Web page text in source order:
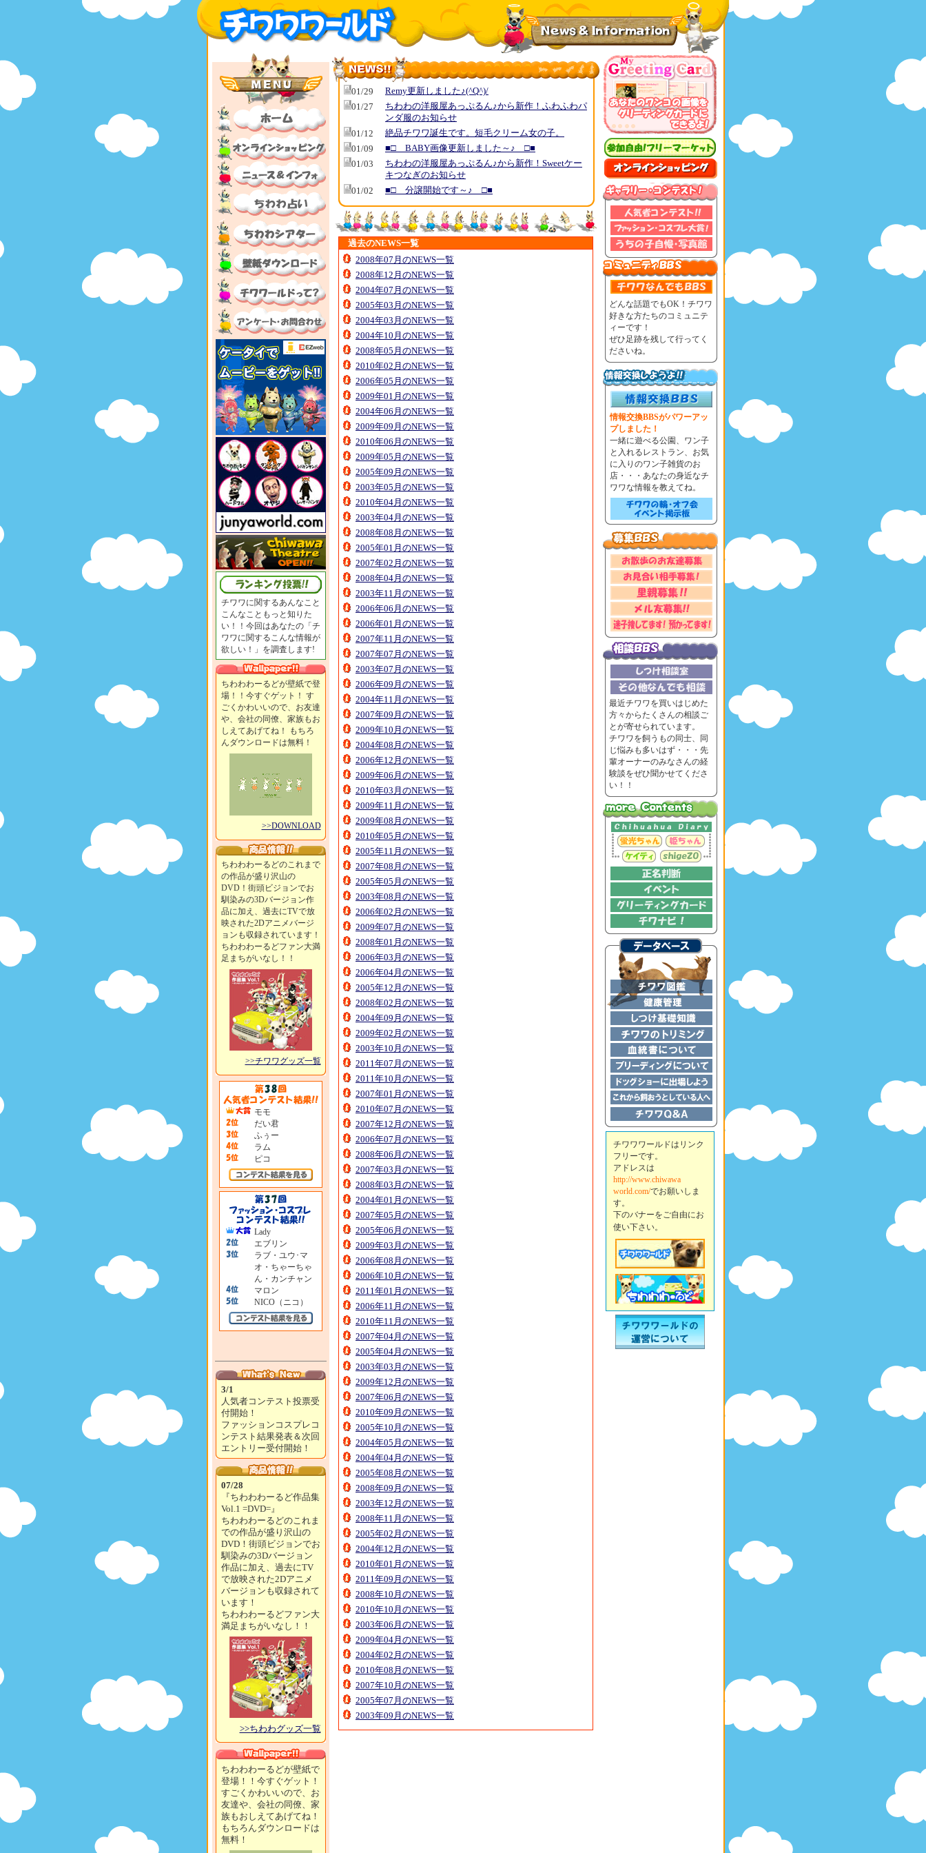
チワワに関するあんなこと
こんなこともっと知りた
い！！今回はあなたの「チ
ワワに関するこんな情報が
欲しい！」を調査します!
ちわわわーるどが壁紙で登
場！！今すぐゲット！ す
ごくかわいいので、お友達
や、会社の同僚、家族もお
しえてあげてね！ もちろ
んダウンロードは無料！
>>DOWNLOAD
ちわわわーるどのこれまで
の作品が盛り沢山の
DVD！街頭ビジョンでお
馴染みの3Dバージョン作
品に加え、過去にTVで放
映された2Dアニメバージ
ョンも収録されています！
ちわわわーるどファン大満
足まちがいなし！！
>>チワワグッズ一覧
モモ
だい君
ふぅー
ラム
ピコ
Lady
エブリン
ラブ・ユウ･マ
オ・ちゃーちゃ
ん・カンチャン
マロン
NICO（ニコ）
3/1
人気者コンテスト投票受
付開始！
ファッションコスプレコ
ンテスト結果発表＆次回
エントリー受付開始！
07/28
『ちわわわーるど作品集
Vol.1 =DVD=』
ちわわわーるどのこれま
での作品が盛り沢山の
DVD！街頭ビジョンでお
馴染みの3Dバージョン
作品に加え、過去にTV
で放映された2Dアニメ
バージョンも収録されて
います！
ちわわわーるどファン大
満足まちがいなし！！
>>ちわわグッズ一覧
ちわわわーるどが壁紙で
登場！！今すぐゲット！
すごくかわいいので、お
友達や、会社の同僚、家
族もおしえてあげてね！
もちろんダウンロードは
無料！
01/29
Remy更新しました♪(^Q^)/
01/27
ちわわの洋服屋あっぷるん♪から新作！ふわふわパ
ンダ服のお知らせ
01/12
絶品チワワ誕生です。短毛クリーム女の子。
01/09
■□ BABY画像更新しました～♪ □■
01/03
ちわわの洋服屋あっぷるん♪から新作！Sweetケー
キつなぎのお知らせ
01/02
■□ 分譲開始です～♪ □■
過去のNEWS一覧
2008年07月のNEWS一覧
2008年12月のNEWS一覧
2004年07月のNEWS一覧
2005年03月のNEWS一覧
2004年03月のNEWS一覧
2004年10月のNEWS一覧
2008年05月のNEWS一覧
2010年02月のNEWS一覧
2006年05月のNEWS一覧
2009年01月のNEWS一覧
2004年06月のNEWS一覧
2009年09月のNEWS一覧
2010年06月のNEWS一覧
2009年05月のNEWS一覧
2005年09月のNEWS一覧
2003年05月のNEWS一覧
2010年04月のNEWS一覧
2003年04月のNEWS一覧
2008年08月のNEWS一覧
2005年01月のNEWS一覧
2007年02月のNEWS一覧
2008年04月のNEWS一覧
2003年11月のNEWS一覧
2006年06月のNEWS一覧
2006年01月のNEWS一覧
2007年11月のNEWS一覧
2007年07月のNEWS一覧
2003年07月のNEWS一覧
2006年09月のNEWS一覧
2004年11月のNEWS一覧
2007年09月のNEWS一覧
2009年10月のNEWS一覧
2004年08月のNEWS一覧
2006年12月のNEWS一覧
2009年06月のNEWS一覧
2010年03月のNEWS一覧
2009年11月のNEWS一覧
2009年08月のNEWS一覧
2010年05月のNEWS一覧
2005年11月のNEWS一覧
2007年08月のNEWS一覧
2005年05月のNEWS一覧
2003年08月のNEWS一覧
2006年02月のNEWS一覧
2009年07月のNEWS一覧
2008年01月のNEWS一覧
2006年03月のNEWS一覧
2006年04月のNEWS一覧
2005年12月のNEWS一覧
2008年02月のNEWS一覧
2004年09月のNEWS一覧
2009年02月のNEWS一覧
2003年10月のNEWS一覧
2011年07月のNEWS一覧
2011年10月のNEWS一覧
2007年01月のNEWS一覧
2010年07月のNEWS一覧
2007年12月のNEWS一覧
2006年07月のNEWS一覧
2008年06月のNEWS一覧
2007年03月のNEWS一覧
2008年03月のNEWS一覧
2004年01月のNEWS一覧
2007年05月のNEWS一覧
2005年06月のNEWS一覧
2009年03月のNEWS一覧
2006年08月のNEWS一覧
2006年10月のNEWS一覧
2011年01月のNEWS一覧
2006年11月のNEWS一覧
2010年11月のNEWS一覧
2007年04月のNEWS一覧
2005年04月のNEWS一覧
2003年03月のNEWS一覧
2009年12月のNEWS一覧
2007年06月のNEWS一覧
2010年09月のNEWS一覧
2005年10月のNEWS一覧
2004年05月のNEWS一覧
2004年04月のNEWS一覧
2005年08月のNEWS一覧
2008年09月のNEWS一覧
2003年12月のNEWS一覧
2008年11月のNEWS一覧
2005年02月のNEWS一覧
2004年12月のNEWS一覧
2010年01月のNEWS一覧
2011年09月のNEWS一覧
2008年10月のNEWS一覧
2010年10月のNEWS一覧
2003年06月のNEWS一覧
2009年04月のNEWS一覧
2004年02月のNEWS一覧
2010年08月のNEWS一覧
2007年10月のNEWS一覧
2005年07月のNEWS一覧
2003年09月のNEWS一覧
どんな話題でもOK！チワワ
好きな方たちのコミュニテ
ィーです！
ぜひ足跡を残して行ってく
ださいね。
情報交換BBSがパワーアッ
プしました！
一緒に遊べる公園、ワン子
と入れるレストラン、お気
に入りのワン子雑貨のお
店・・・あなたの身近なチ
ワワな情報を教えてね。
最近チワワを買いはじめた
方々からたくさんの相談ご
とが寄せられています。
チワワを飼うもの同士、同
じ悩みも多いはず・・・先
輩オーナーのみなさんの経
験談をぜひ聞かせてくださ
い！！
チワワワールドはリンク
フリーです。
アドレスは
http://www.chiwawa
world.com/でお願いしま
す。
下のバナーをご自由にお
使い下さい。